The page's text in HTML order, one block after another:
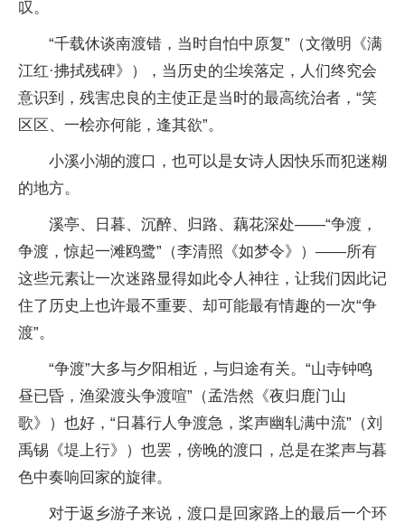
叹。
“千载休谈南渡错，当时自怕中原复”（文徵明《满
江红·拂拭残碑》），当历史的尘埃落定，人们终究会
意识到，残害忠良的主使正是当时的最高统治者，“笑
区区、一桧亦何能，逢其欲”。
小溪小湖的渡口，也可以是女诗人因快乐而犯迷糊
的地方。
溪亭、日暮、沉醉、归路、藕花深处——“争渡，
争渡，惊起一滩鸥鹭”（李清照《如梦令》）——所有
这些元素让一次迷路显得如此令人神往，让我们因此记
住了历史上也许最不重要、却可能最有情趣的一次“争
渡”。
“争渡”大多与夕阳相近，与归途有关。“山寺钟鸣
昼已昏，渔梁渡头争渡喧”（孟浩然《夜归鹿门山
歌》）也好，“日暮行人争渡急，桨声幽轧满中流”（刘
禹锡《堤上行》）也罢，傍晚的渡口，总是在桨声与暮
色中奏响回家的旋律。
对于返乡游子来说，渡口是回家路上的最后一个环